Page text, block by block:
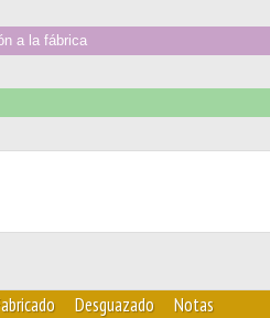
a la fábrica
Desguazado Notas